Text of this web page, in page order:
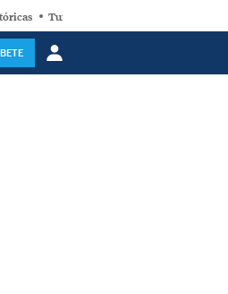
Turbina eólica